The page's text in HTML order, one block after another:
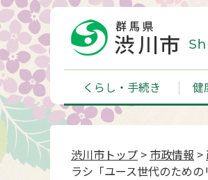
くらし・手続き 健
渋川市トップ > 市政情報 >
ラシ「ユース世代のため